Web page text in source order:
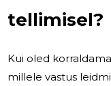
tellimisel?
Kui oled
millele vastus